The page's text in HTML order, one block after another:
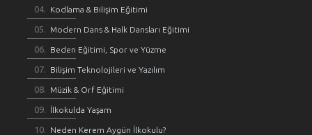
Kodlama & Bilişim Eğitimi
Modern Dans & Halk Dansları Eğitimi
Beden Eğitimi, Spor ve Yüzme
Bilişim Teknolojileri ve Yazılım
Müzik & Orf Eğitimi
İlkokulda Yaşam
Neden Kerem Aygün İlkokulu?